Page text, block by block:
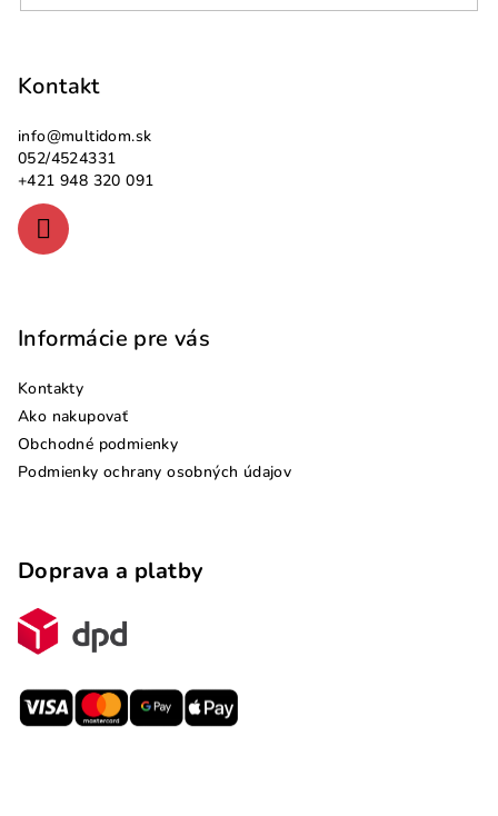
Kontakt
info@multidom.sk
052/4524331
+421 948 320 091
Informácie pre vás
Kontakty
Ako nakupovať
Obchodné podmienky
Podmienky ochrany osobných údajov
Doprava a platby